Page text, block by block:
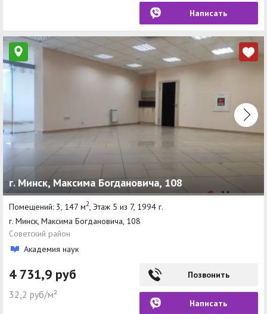
Написать
г. Минск, Максима Богдановича, 108
Помещений: 3, 147 м2 , Этаж 5 из 7, 1994 г.
г. Минск, Максима Богдановича, 108
Советский район
Академия наук
4 731,9 руб
32,2 руб/м²
Позвонить
Написать